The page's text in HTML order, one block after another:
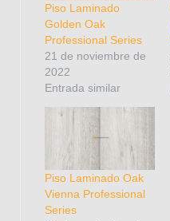
Piso Laminado
Golden Oak
Professional Series
21 de noviembre de
2022
Entrada similar
Piso Laminado Oak
Vienna Professional
Series